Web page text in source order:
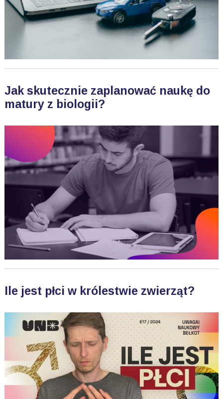
Jak skutecznie zaplanować naukę do
matury z biologii?
Ile jest płci w królestwie zwierząt?